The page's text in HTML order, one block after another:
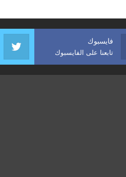
فايسبوك
تابعنا على الفايسبوك